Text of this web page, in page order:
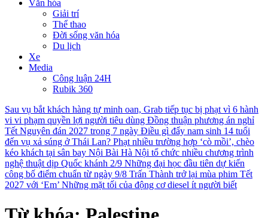
Văn hóa
Giải trí
Thể thao
Đời sống văn hóa
Du lịch
Xe
Media
Công luận 24H
Rubik 360
Sau vụ bắt khách hàng tự minh oan, Grab tiếp tục bị phạt vì 6 hành
vi vi phạm quyền lợi người tiêu dùng Đồng thuận phương án nghỉ
Tết Nguyên đán 2027 trong 7 ngày Điều gì đẩy nam sinh 14 tuổi
đến vụ xả súng ở Thái Lan? Phạt nhiều trường hợp ‘cò mồi’, chèo
kéo khách tại sân bay Nội Bài Hà Nội tổ chức nhiều chương trình
nghệ thuật dịp Quốc khánh 2/9 Những đại học đầu tiên dự kiến
công bố điểm chuẩn từ ngày 9/8 Trấn Thành trở lại mùa phim Tết
2027 với ‘Em’ Những mặt tối của động cơ diesel ít người biết